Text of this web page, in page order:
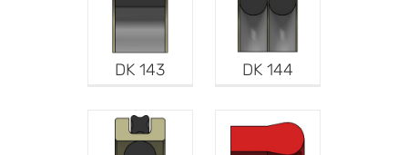
DK 143 DK 144